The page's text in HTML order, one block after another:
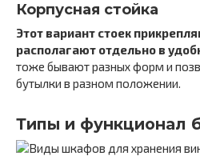
Корпусная стойка
Этот вариант стоек
располагают отдельно в
тоже бывают разных форм и
бутылки в разном положении.
Типы и функционал